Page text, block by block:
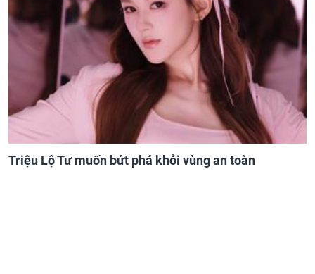
Triệu Lộ Tư muốn bứt phá khỏi vùng an toàn